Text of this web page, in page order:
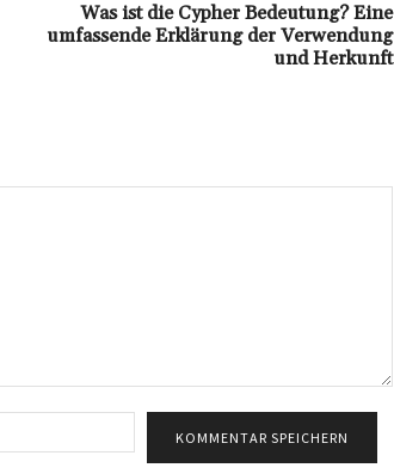
Was ist die Cypher Bedeutung? Eine
umfassende Erklärung der Verwendung
und Herkunft
Mail:*